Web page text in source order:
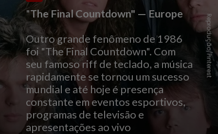
"The Final Countdown" — Europe
Outro grande fenômeno de 1986
foi "The Final Countdown". Com
seu famoso riff de teclado, a música
rapidamente se tornou um sucesso
mundial e até hoje é presença
constante em eventos esportivos,
programas de televisão e
apresentações ao vivo
Reprodução/Pinterest